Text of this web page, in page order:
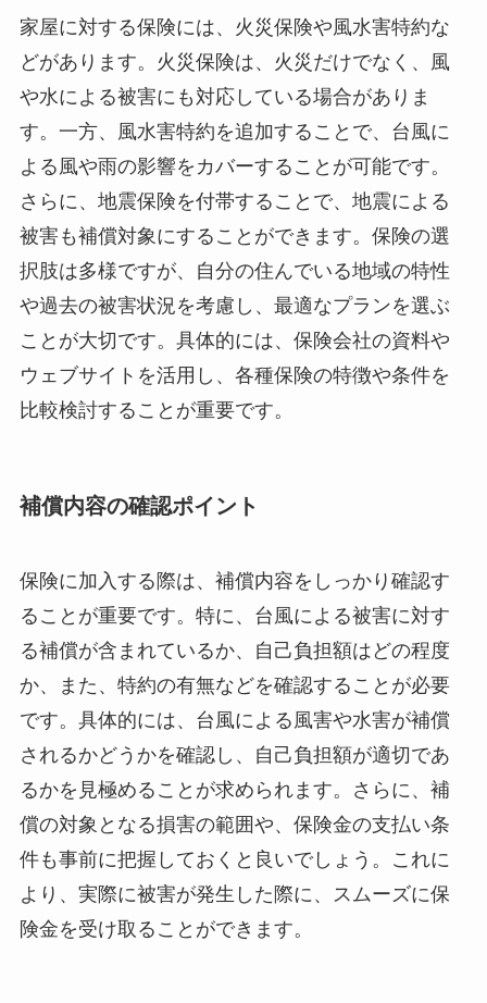
家屋に対する保険には、火災保険や風水害特約な
どがあります。火災保険は、火災だけでなく、風
や水による被害にも対応している場合がありま
す。一方、風水害特約を追加することで、台風に
よる風や雨の影響をカバーすることが可能です。
さらに、地震保険を付帯することで、地震による
被害も補償対象にすることができます。保険の選
択肢は多様ですが、自分の住んでいる地域の特性
や過去の被害状況を考慮し、最適なプランを選ぶ
ことが大切です。具体的には、保険会社の資料や
ウェブサイトを活用し、各種保険の特徴や条件を
比較検討することが重要です。
補償内容の確認ポイント
保険に加入する際は、補償内容をしっかり確認す
ることが重要です。特に、台風による被害に対す
る補償が含まれているか、自己負担額はどの程度
か、また、特約の有無などを確認することが必要
です。具体的には、台風による風害や水害が補償
されるかどうかを確認し、自己負担額が適切であ
るかを見極めることが求められます。さらに、補
償の対象となる損害の範囲や、保険金の支払い条
件も事前に把握しておくと良いでしょう。これに
より、実際に被害が発生した際に、スムーズに保
険金を受け取ることができます。